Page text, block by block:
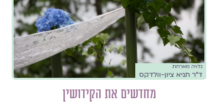
גלויה מארחת
ד"ר תניא ציון-וולדקס
מחדשים את הקידושין